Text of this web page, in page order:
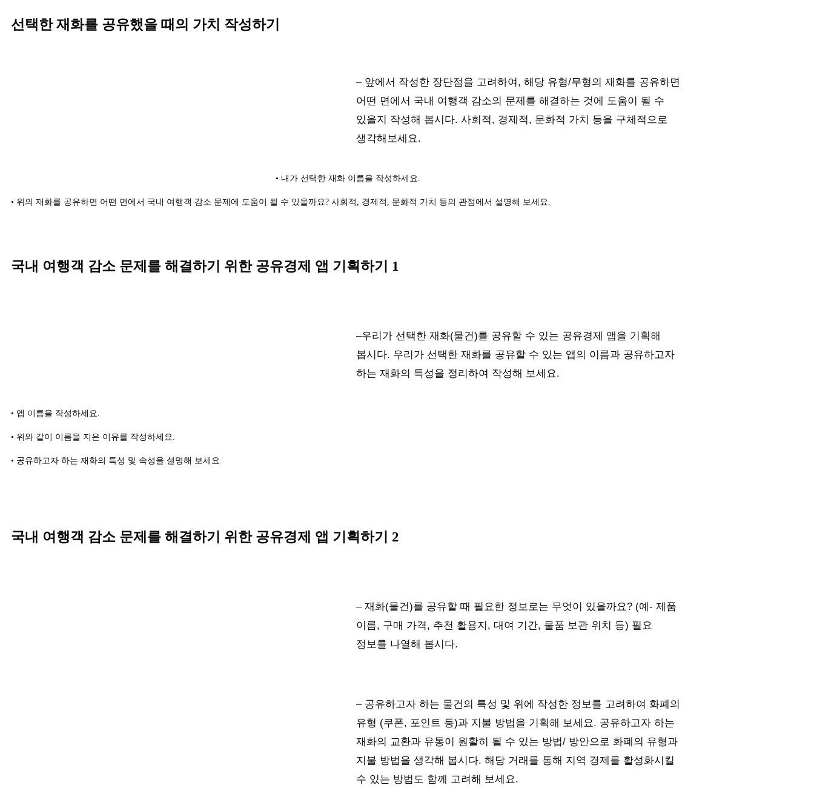
선택한 재화를 공유했을 때의 가치 작성하기
– 앞에서 작성한 장단점을 고려하여, 해당 유형/무형의 재화를 공유하면
어떤 면에서 국내 여행객 감소의 문제를 해결하는 것에 도움이 될 수
있을지 작성해 봅시다. 사회적, 경제적, 문화적 가치 등을 구체적으로
생각해보세요.
• 내가 선택한 재화 이름을 작성하세요.
• 위의 재화를 공유하면 어떤 면에서 국내 여행객 감소 문제에 도움이 될 수 있을까요? 사회적, 경제적, 문화적 가치 등의 관점에서 설명해 보세요.
국내 여행객 감소 문제를 해결하기 위한 공유경제 앱 기획하기 1
–우리가 선택한 재화(물건)를 공유할 수 있는 공유경제 앱을 기획해
봅시다. 우리가 선택한 재화를 공유할 수 있는 앱의 이름과 공유하고자
하는 재화의 특성을 정리하여 작성해 보세요.
• 앱 이름을 작성하세요.
• 위와 같이 이름을 지은 이유를 작성하세요.
• 공유하고자 하는 재화의 특성 및 속성을 설명해 보세요.
국내 여행객 감소 문제를 해결하기 위한 공유경제 앱 기획하기 2
– 재화(물건)를 공유할 때 필요한 정보로는 무엇이 있을까요? (예- 제품
이름, 구매 가격, 추천 활용지, 대여 기간, 물품 보관 위치 등) 필요
정보를 나열해 봅시다.
– 공유하고자 하는 물건의 특성 및 위에 작성한 정보를 고려하여 화폐의
유형 (쿠폰, 포인트 등)과 지불 방법을 기획해 보세요. 공유하고자 하는
재화의 교환과 유통이 원활히 될 수 있는 방법/ 방안으로 화폐의 유형과
지불 방법을 생각해 봅시다. 해당 거래를 통해 지역 경제를 활성화시킬
수 있는 방법도 함께 고려해 보세요.